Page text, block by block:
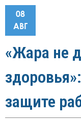
08
АВГ
«Жара не
защите